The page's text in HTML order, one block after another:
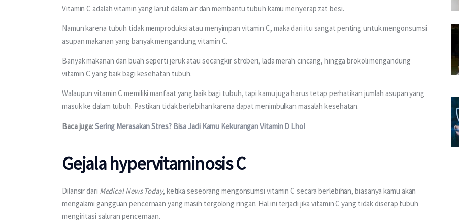
Vitamin C adalah vitamin yang larut dalam air dan membantu tubuh kamu menyerap zat besi.
Namun karena tubuh tidak memproduksi atau menyimpan vitamin C, maka dari itu sangat penting untuk mengonsumsi
asupan makanan yang banyak mengandung vitamin C.
Banyak makanan dan buah seperti jeruk atau secangkir stroberi, lada merah cincang, hingga brokoli mengandung
vitamin C yang baik bagi kesehatan tubuh.
Walaupun vitamin C memiliki manfaat yang baik bagi tubuh, tapi kamu juga harus tetap perhatikan jumlah asupan yang
masuk ke dalam tubuh. Pastikan tidak berlebihan karena dapat menimbulkan masalah kesehatan.
Baca juga: Sering Merasakan Stres? Bisa Jadi Kamu Kekurangan Vitamin D Lho!
Gejala hypervitaminosis C
Dilansir dari Medical News Today, ketika seseorang mengonsumsi vitamin C secara berlebihan, biasanya kamu akan
mengalami gangguan pencernaan yang masih tergolong ringan. Hal ini terjadi jika vitamin C yang tidak diserap tubuh
mengiritasi saluran pencernaan.